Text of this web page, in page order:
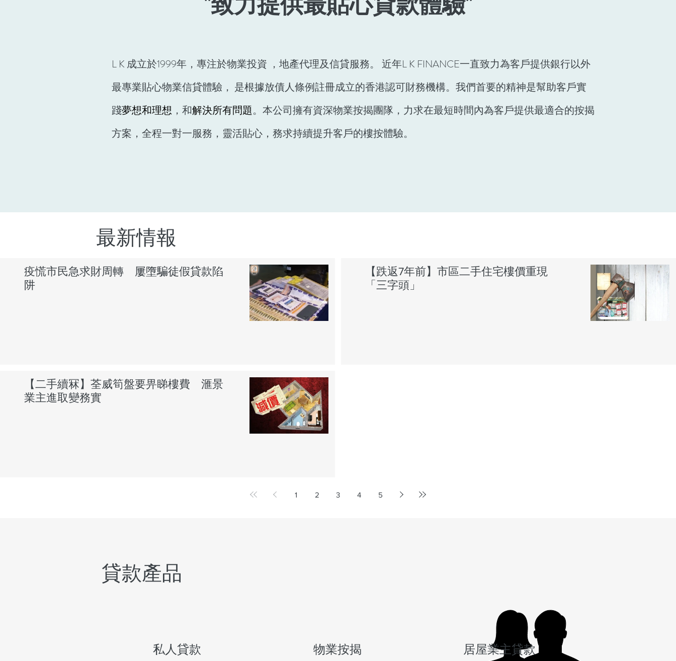
L K 成立於1999年，專注於物業投資 ，地產代理及信貸服務。 近年L K FINANCE一直致力為客戶提供銀行以外
最專業貼心物業信貸體驗， 是根據放債人條例註冊成立的香港認可財務機構。我們首要的精神是幫助客戶實
踐夢想和理想 ，和解決所有問題。 本公司擁有資深物業按揭團隊，力求在最短時間內為客戶提供最適合的按揭
方案 ，全程一對一服務，靈活貼心，務求持續提升客戶的樓按體驗。
最新情報
疫慌市民急求財周轉 屢墮騙徒假貸款陷
阱
【跌返7年前】市區二手住宅樓價重現
「三字頭」
【二手續冧】荃威筍盤要畀睇樓費 滙景
業主進取變務實
1 2 3 4 5
貸款產品
​私人貸款 物業按揭 居屋業主貸款